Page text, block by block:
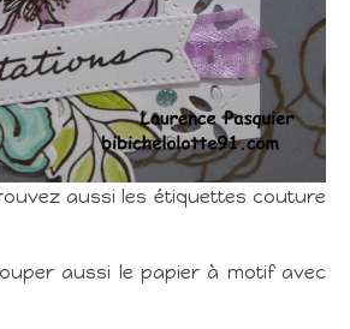
aussi les étiquettes couture
aussi le papier à motif avec